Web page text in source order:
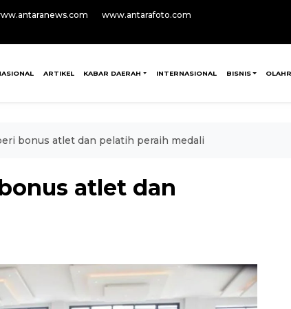
www.antarafoto.com
ARTIKEL KABAR DAERAH INTERNASIONAL BISNIS
bonus atlet dan pelatih peraih medali
atlet dan